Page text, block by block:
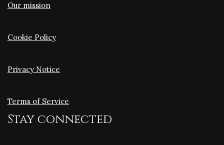
Our mission
Cookie Policy
Privacy Notice
Terms of Service
Stay connected